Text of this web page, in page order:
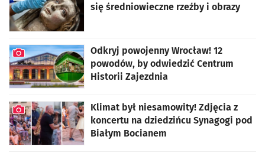
się średniowieczne rzeźby i obrazy
Odkryj powojenny Wrocław! 12
powodów, by odwiedzić Centrum
Historii Zajezdnia
Klimat był niesamowity! Zdjęcia z
koncertu na dziedzińcu Synagogi pod
Białym Bocianem